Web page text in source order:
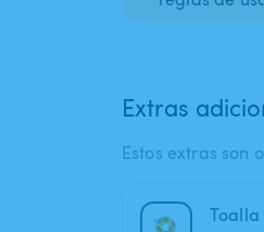
Extras
Estos extras son
Toalla